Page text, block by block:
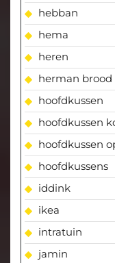
hebban
hema
heren
herman brood
hoofdkussen
hoofdkussen
hoofdkussen
hoofdkussens
iddink
ikea
intratuin
jamin